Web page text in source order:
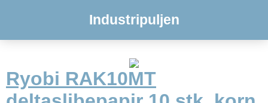
Industripuljen
Ryobi RAK10MT